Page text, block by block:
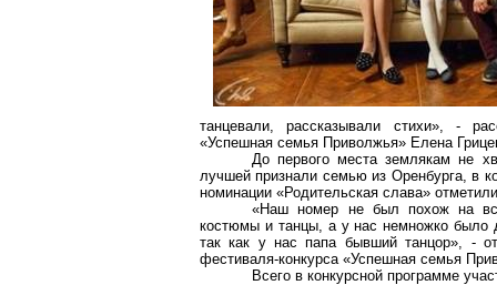
танцевали, рассказывали стихи», -
«Успешная семья Приволжья» Елена
До первого места землякам не
лучшей признали семью из Оренбурга, в
номинации «Родительская слава»
«Наш номер не был похож на
костюмы и танцы, а у нас немножко было
так как у нас папа бывший танцор», -
фестиваля-конкурса «Успешная семья
Всего в конкурсной программе